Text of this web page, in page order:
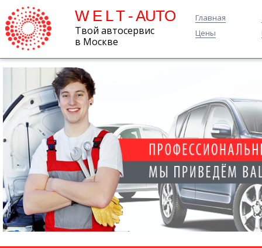
W E L T - AUTO
Твой автосервис
в Москве
Главная
Цены